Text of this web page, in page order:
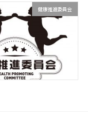
健康推進委員会